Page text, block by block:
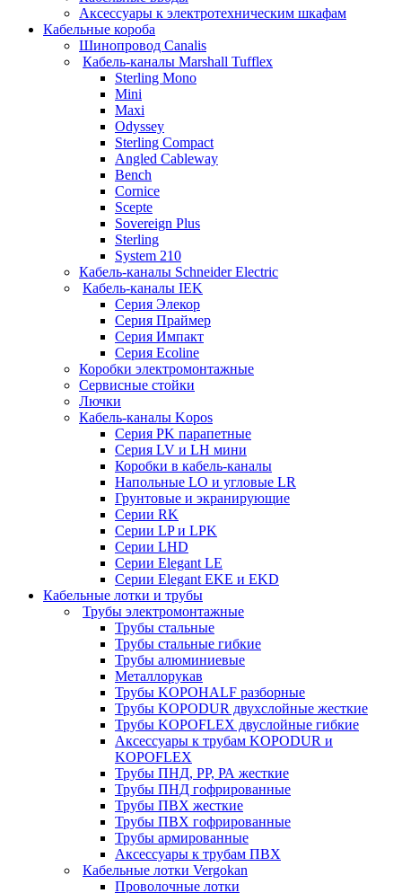
Аксессуары к электротехническим шкафам
Кабельные короба
Шинопровод Canalis
Кабель-каналы Marshall Tufflex
Sterling Mono
Mini
Maxi
Odyssey
Sterling Compact
Angled Cableway
Bench
Cornice
Scepte
Sovereign Plus
Sterling
System 210
Кабель-каналы Schneider Electric
Кабель-каналы IEK
Серия Элекор
Серия Праймер
Серия Импакт
Серия Ecoline
Коробки электромонтажные
Сервисные стойки
Лючки
Кабель-каналы Kopos
Серия PK парапетные
Серия LV и LH мини
Коробки в кабель-каналы
Напольные LO и угловые LR
Грунтовые и экранирующие
Серии RK
Серии LP и LPK
Серии LHD
Серии Elegant LE
Серии Elegant EKE и EKD
Кабельные лотки и трубы
Трубы электромонтажные
Трубы стальные
Трубы стальные гибкие
Трубы алюминиевые
Металлорукав
Трубы KOPOHALF разборные
Трубы KOPODUR двухслойные жесткие
Трубы KOPOFLEX двуслойные гибкие
Аксессуары к трубам KOPODUR и
KOPOFLEX
Трубы ПНД, РР, РА жесткие
Трубы ПНД гофрированные
Трубы ПВХ жесткие
Трубы ПВХ гофрированные
Трубы армированные
Аксессуары к трубам ПВХ
Кабельные лотки Vergokan
Проволочные лотки